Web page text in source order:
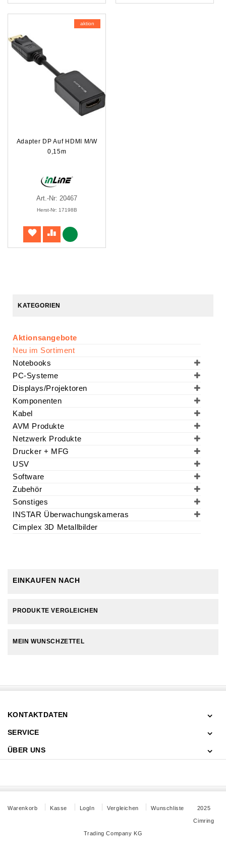
aktion
Adapter DP Auf HDMI M/W
0,15m
Art.-Nr: 20467
Herst-Nr: 17198B
KATEGORIEN
Aktionsangebote
Neu im Sortiment
Notebooks
PC-Systeme
Displays/Projektoren
Komponenten
Kabel
AVM Produkte
Netzwerk Produkte
Drucker + MFG
USV
Software
Zubehör
Sonstiges
INSTAR Überwachungskameras
Cimplex 3D Metallbilder
EINKAUFEN NACH
PRODUKTE VERGLEICHEN
MEIN WUNSCHZETTEL
KONTAKTDATEN
SERVICE
ÜBER UNS
Warenkorb Kasse LogIn Vergleichen Wunschliste 2025
Cimring
Trading Company KG